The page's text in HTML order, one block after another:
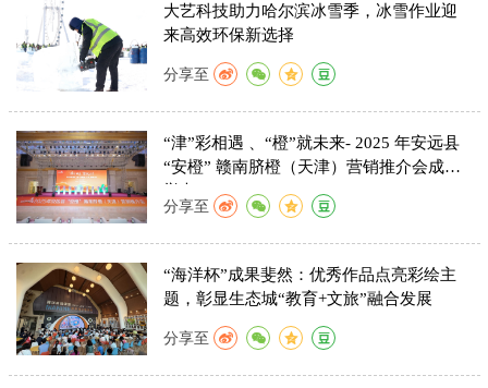
大艺科技助力哈尔滨冰雪季，冰雪作业迎
来高效环保新选择
分享至
“津”彩相遇 、“橙”就未来- 2025 年安远县
“安橙” 赣南脐橙（天津）营销推介会成功
举办
分享至
“海洋杯”成果斐然：优秀作品点亮彩绘主
题，彰显生态城“教育+文旅”融合发展
分享至